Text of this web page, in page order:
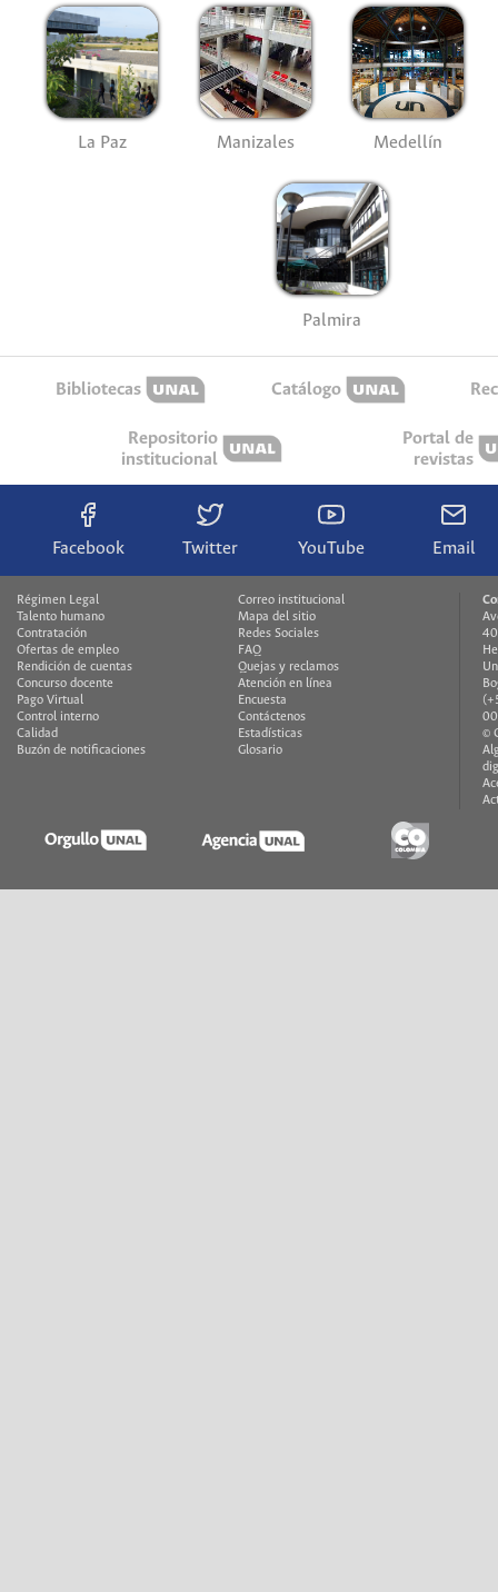
La Paz Manizales Medellín
Palmira
Bibliotecas Catálogo
Repositorio
institucional
Portal de
revistas
Facebook Twitter YouTube Email
Régimen Legal
Talento humano
Contratación
Ofertas de empleo
Rendición de cuentas
Concurso docente
Pago Virtual
Control interno
Calidad
Buzón de notificaciones
Correo institucional
Mapa del sitio
Redes Sociales
FAQ
Quejas y reclamos
Atención en línea
Encuesta
Contáctenos
Estadísticas
Glosario
©